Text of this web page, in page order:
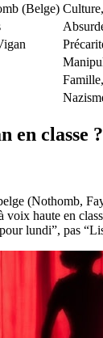
(Belge)
en classe ?
(Nothomb,
haute en
lundi”, pas